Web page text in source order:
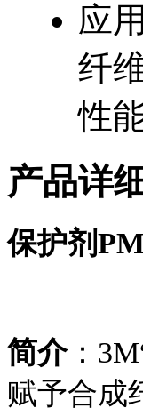
应
纤
性
产品详
保护剂
简介：
赋予合成